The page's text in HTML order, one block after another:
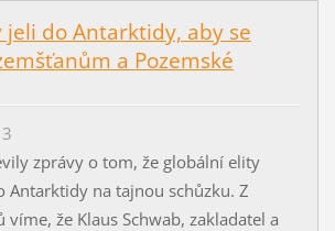
jeli do Antarktidy, aby se
a Pozemské
zprávy o tom, že globální elity
Antarktidy na tajnou schůzku. Z
že Klaus Schwab, zakladatel a